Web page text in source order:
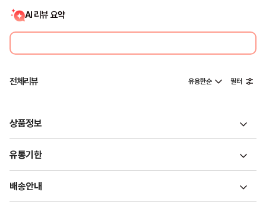
AI 리뷰 요약
전체리뷰 유용한순 필터
상품정보
유통기한
배송안내